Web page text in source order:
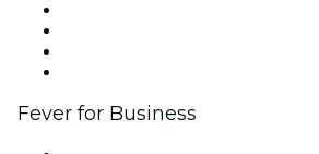
Fever for Business